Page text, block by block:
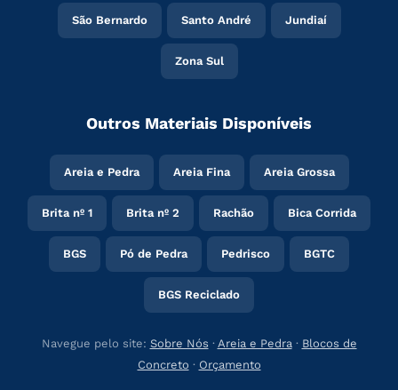
São Bernardo Santo André Jundiaí
Zona Sul
Outros Materiais Disponíveis
Areia e Pedra Areia Fina Areia Grossa
Brita nº 1 Brita nº 2 Rachão Bica Corrida
BGS Pó de Pedra Pedrisco BGTC
BGS Reciclado
Navegue pelo site: Sobre Nós · Areia e Pedra · Blocos de
Concreto · Orçamento